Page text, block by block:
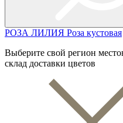
РОЗА ЛИЛИЯ Роза кустовая
Выберите свой регион
склад доставки цветов